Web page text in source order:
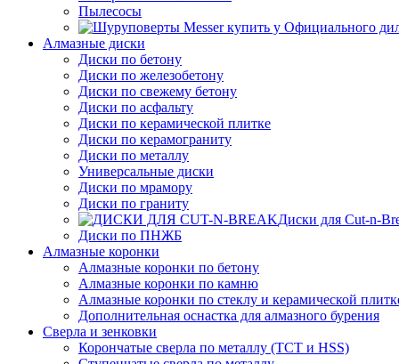
Пылесосы
Алмазные диски
Диски по бетону
Диски по железобетону
Диски по свежему бетону
Диски по асфальту
Диски по керамической плитке
Диски по керамограниту
Диски по металлу
Универсальные диски
Диски по мрамору
Диски по граниту
Диски для Cut-n-
Диски по ПНЖБ
Алмазные коронки
Алмазные коронки по бетону
Алмазные коронки по камню
Алмазные коронки по стеклу и керамической
Дополнительная оснастка для алмазного бурения
Сверла и зенковки
Корончатые сверла по металлу (TCT и HSS)